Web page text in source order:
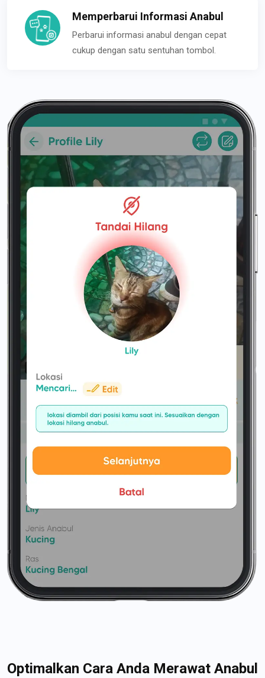
Memperbarui Informasi Anabul
Perbarui informasi anabul dengan cepat
cukup dengan satu sentuhan tombol.
Optimalkan Cara Anda Merawat Anabul